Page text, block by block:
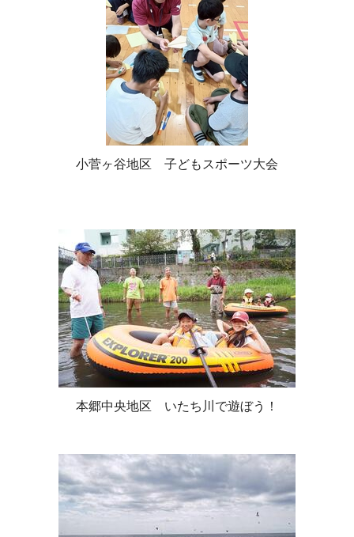
小菅ヶ谷地区 子どもスポーツ大会
本郷中央地区 いたち川で遊ぼう！